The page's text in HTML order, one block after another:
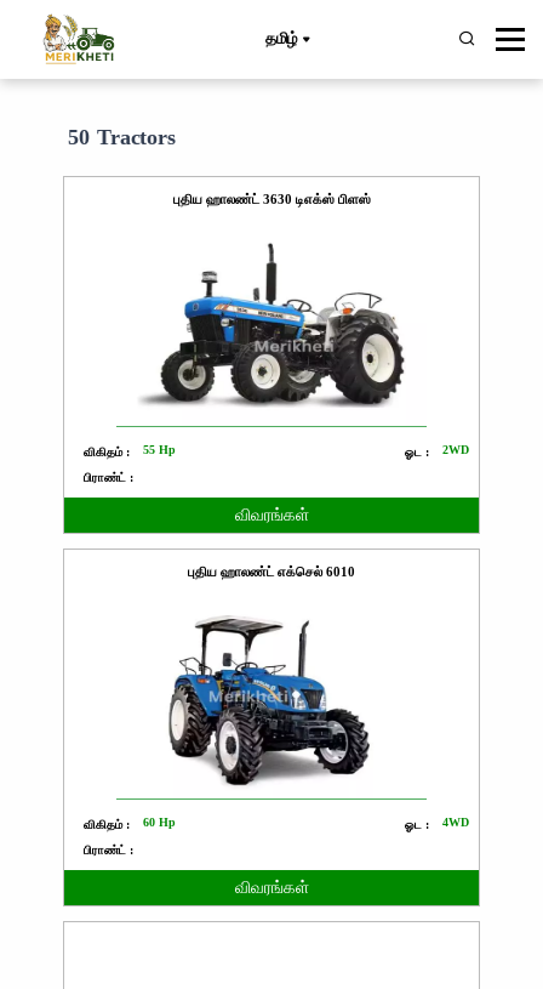
தமிழ்
50 Tractors
புதிய ஹாலண்ட் 3630 டிஎக்ஸ் பிளஸ்
விகிதம் : 55 Hp ஓட : 2WD
பிராண்ட் :
விவரங்கள்
புதிய ஹாலண்ட் எக்செல் 6010
விகிதம் : 60 Hp ஓட : 4WD
பிராண்ட் :
விவரங்கள்